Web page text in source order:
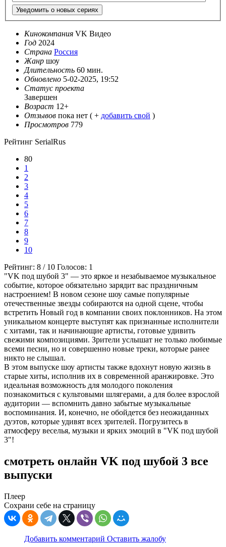
Уведомить о новых сериях
Кинокомпания VK Видео
Год 2024
Страна Россия
Жанр шоу
Длительность 60 мин.
Обновлено 5-02-2025, 19:52
Статус проекта
Завершен
Возраст 12+
Отзывов пока нет ( + добавить свой )
Просмотров 779
Рейтинг SerialRus
80
1
2
3
4
5
6
7
8
9
10
Рейтинг: 8 / 10 Голосов: 1
"VK под шубой 3" — это яркое и незабываемое музыкальное
событие, которое обязательно зарядит вас праздничным
настроением! В новом сезоне шоу самые популярные
отечественные звезды собираются на одной сцене, чтобы
встретить Новый год в компании своих поклонников. На этом
уникальном концерте выступят как признанные исполнители
с хитами, так и начинающие артисты, готовые удивить
свежими композициями. Зрители услышат не только любимые
всеми песни, но и совершенно новые треки, которые ранее
никто не слышал.
В этом выпуске шоу артисты также вдохнут новую жизнь в
старые хиты, исполнив их в современной аранжировке. Это
идеальная возможность для молодого поколения
познакомиться с культовыми шлягерами, а для более взрослой
аудитории — вспомнить давно забытые музыкальные
воспоминания. И, конечно, не обойдется без неожиданных
дуэтов, которые удивят всех зрителей. Погрузитесь в
атмосферу веселья, музыки и ярких эмоций в "VK под шубой
3"!
смотреть онлайн VK под шубой 3 все
выпуски
Плеер
Сохрани себе на страницу
Добавить комментарий Оставить жалобу